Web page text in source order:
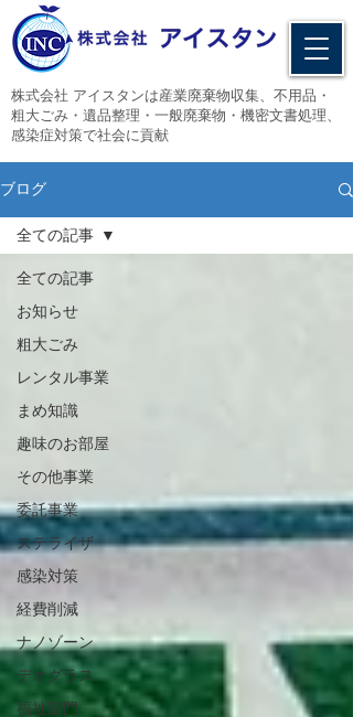
​株式会社 アイスタンは産業廃棄物収集、不用品・
粗大ごみ・遺品整理・一般廃棄物・機密文書処理、
感染症対策で社会に貢献
ブログ
全ての記事
お知らせ
粗大ごみ
レンタル事業
まめ知識
趣味のお部屋
その他事業
委託事業
ステライザ
感染対策
経費削減
ナノゾーン
デオグラス
福祉部門
全ての記事